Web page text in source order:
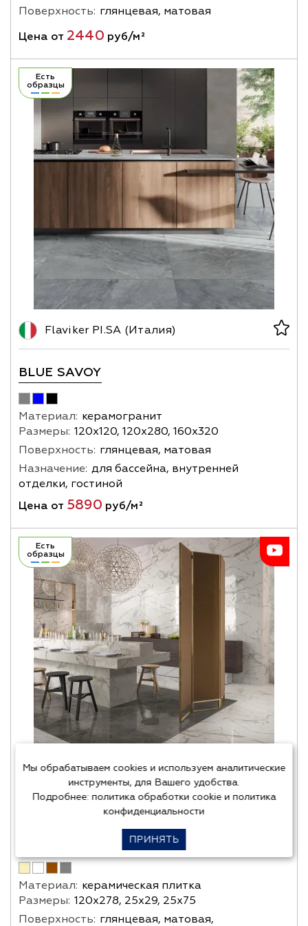
Поверхность: глянцевая, матовая
Цена от 2440 руб/м²
Есть
образцы
Flaviker PI.SA (Италия)
BLUE SAVOY
Материал: керамогранит
Размеры: 120х120, 120х280, 160х320
Поверхность: глянцевая, матовая
Назначение: для бассейна, внутренней
отделки, гостиной
Цена от 5890 руб/м²
Есть
образцы
Italon (Россия)
CHARME EVO FLOOR
Материал: керамическая плитка
Размеры: 120х278, 25х29, 25х75
Поверхность: глянцевая, матовая,
Мы обрабатываем cookies и используем аналитические
инструменты, для Вашего удобства.
Подробнее: политика обработки cookieи политика
конфиденциальности
ПРИНЯТЬ